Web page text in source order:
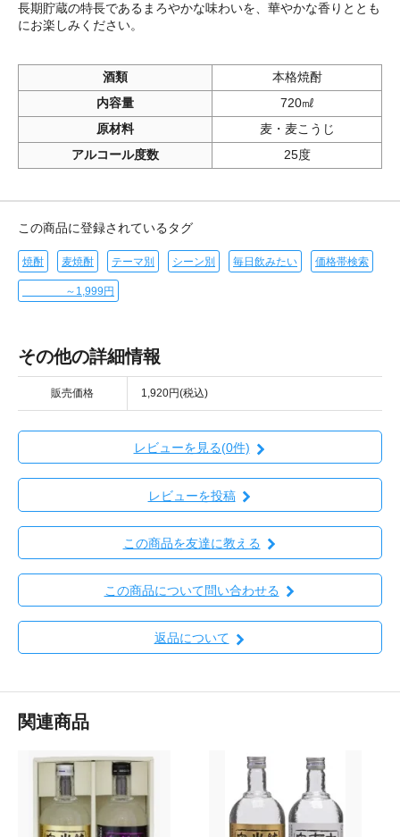
長期貯蔵の特長であるまろやかな味わいを、華やかな香りととも
にお楽しみください。
酒類
本格焼酎
内容量
720㎖
原材料
麦・麦こうじ
アルコール度数
25度
この商品に登録されているタグ
焼酎 麦焼酎 テーマ別 シーン別 毎日飲みたい 価格帯検索
～1,999円
その他の詳細情報
販売価格 1,920円(税込)
レビューを見る(0件)
レビューを投稿
この商品を友達に教える
この商品について問い合わせる
返品について
関連商品